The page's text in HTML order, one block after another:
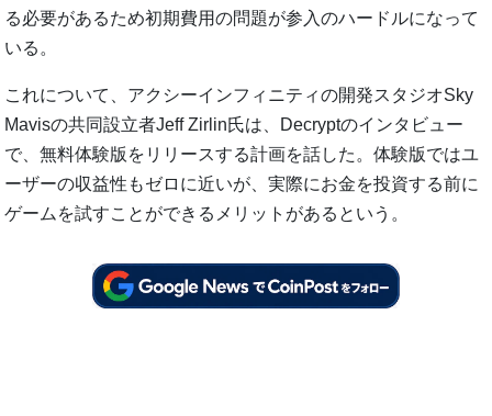
る必要があるため初期費用の問題が参入のハードルになって
いる。
これについて、アクシーインフィニティの開発スタジオSky
Mavisの共同設立者Jeff Zirlin氏は、Decryptのインタビュー
で、無料体験版をリリースする計画を話した。体験版ではユ
ーザーの収益性もゼロに近いが、実際にお金を投資する前に
ゲームを試すことができるメリットがあるという。